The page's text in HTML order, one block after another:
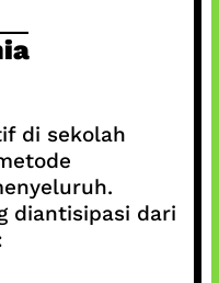
di sekolah
diantisipasi dari